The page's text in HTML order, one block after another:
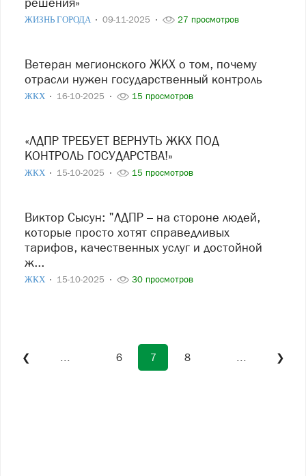
ЖИЗНЬ ГОРОДА 09-11-2025 27 просмотров
Ветеран мегионского ЖКХ о том, почему
отрасли нужен государственный контроль
ЖКХ 16-10-2025 15 просмотров
«ЛДПР ТРЕБУЕТ ВЕРНУТЬ ЖКХ ПОД
КОНТРОЛЬ ГОСУДАРСТВА!»
ЖКХ 15-10-2025 15 просмотров
Виктор Сысун: "ЛДПР – на стороне людей,
которые просто хотят справедливых
тарифов, качественных услуг и достойной
ж...
ЖКХ 15-10-2025 30 просмотров
❮ 6 7 8 ❯